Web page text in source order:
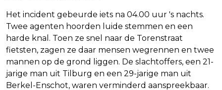
Het incident gebeurde iets na 04.00 uur 's nachts.
Twee agenten hoorden luide stemmen en een
harde knal. Toen ze snel naar de Torenstraat
fietsten, zagen ze daar mensen wegrennen en twee
mannen op de grond liggen. De slachtoffers, een 21-
jarige man uit Tilburg en een 29-jarige man uit
Berkel-Enschot, waren verminderd aanspreekbaar.